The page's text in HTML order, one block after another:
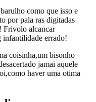
como que isso e
por pala ras digitadas
Frivolo alcancar
infantilidade errado!
coisinha,um bisonho
jamai aquele
haver uma otima